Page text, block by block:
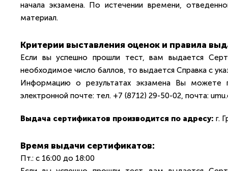
начала экзамена. По истечении времени,
материал.
Критерии выставления оценок и правила
Если вы успешно прошли тест, вам выдается
необходимое число баллов, то выдается Справка с
Информацию о результатах экзамена Вы можете
электронной почте: тел. +7 (8712) 29-50-02, почта:
Выдача сертификатов производится по адресу: г.
Время выдачи сертификатов:
Пт.: с 16:00 до 18:00